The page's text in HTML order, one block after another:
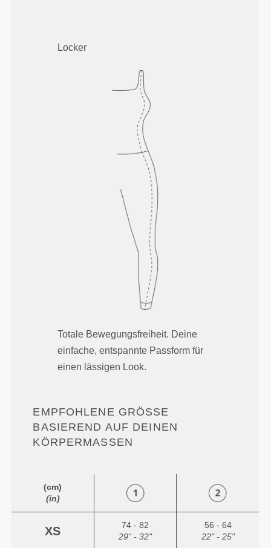
Locker
Totale Bewegungsfreiheit. Deine
einfache, entspannte Passform für
einen lässigen Look.
EMPFOHLENE GRÖSSE B
ASIEREND AUF DEINEN K
ÖRPERMASSEN
(cm)
(in)
XS
74 - 82
29" - 32"
56 - 64
22" - 25"